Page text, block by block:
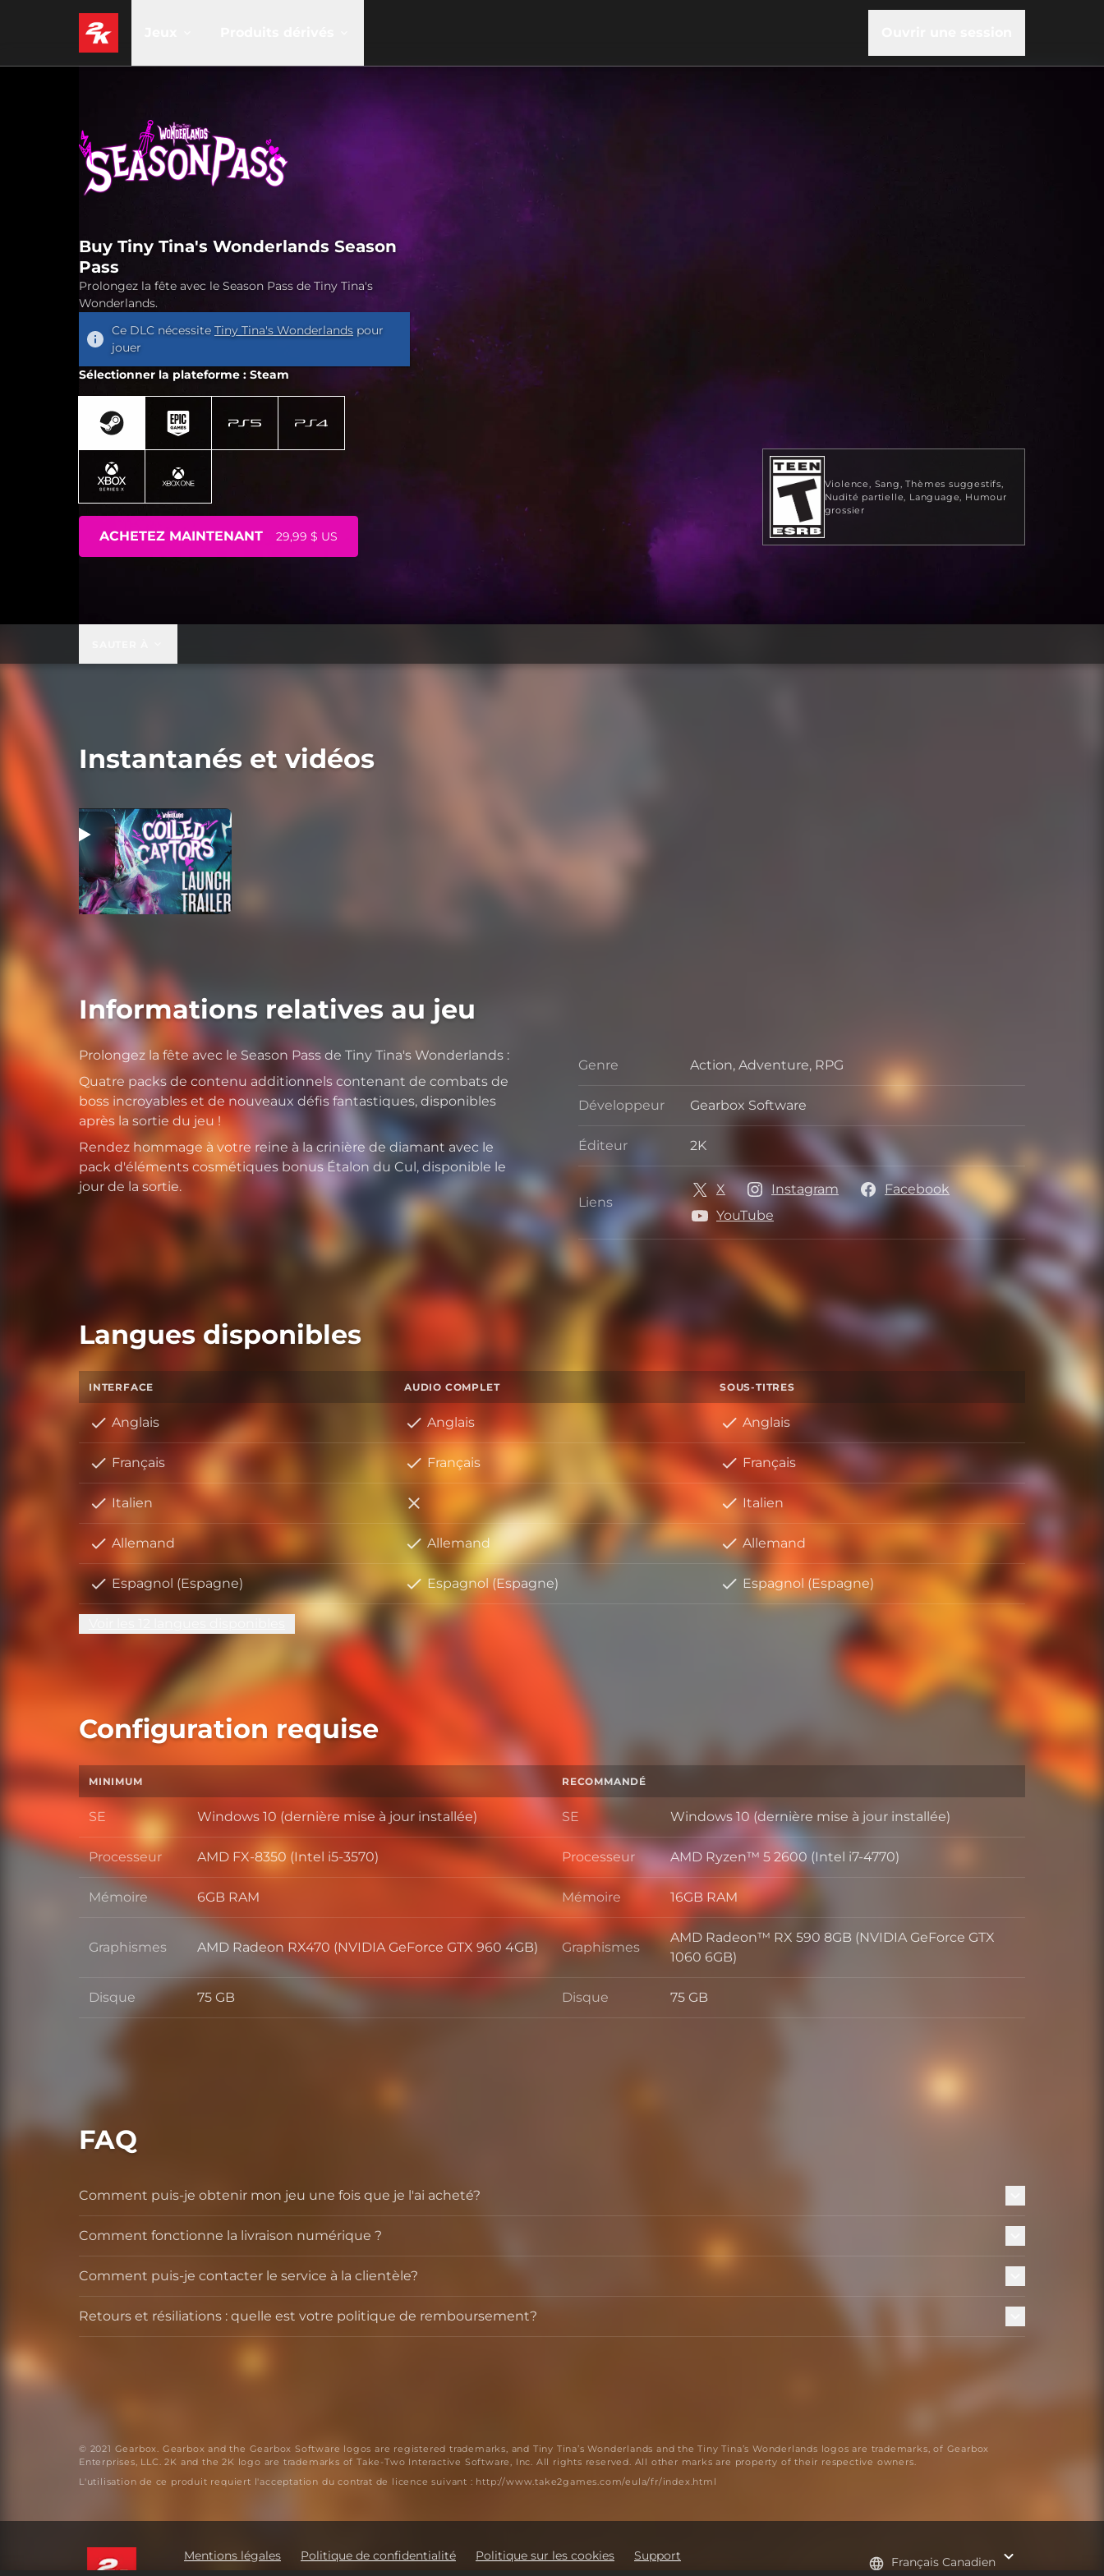
Violence Sang Thèmes suggestifs
Nudité partielle Language Humour
grossier
Buy Tiny Tina's Wonderlands Season
Pass
Prolongez la fête avec le Season Pass de Tiny Tina's
Wonderlands.
Ce DLC nécessite Tiny Tina's Wonderlands pour
jouer
Sélectionner la plateforme : Steam
ACHETEZ MAINTENANT 29,99 $ US
Instantanés et vidéos
Informations relatives au jeu
Prolongez la fête avec le Season Pass de Tiny Tina's Wonderlands :
Quatre packs de contenu additionnels contenant de combats de
boss incroyables et de nouveaux défis fantastiques, disponibles
après la sortie du jeu !
Rendez hommage à votre reine à la crinière de diamant avec le
pack d'éléments cosmétiques bonus Étalon du Cul, disponible le
jour de la sortie.
Genre
Genre
Action, Adventure, RPG
Développeur
Développeur
Gearbox Software
Éditeur
Éditeur
2K
Liens
Liens
X Instagram
Facebook
YouTube
Langues disponibles
INTERFACE AUDIO COMPLET SOUS-TITRES
Anglais Anglais Anglais
Français Français Français
Italien
Italien
Italien
Allemand Allemand Allemand
Espagnol (Espagne) Espagnol (Espagne) Espagnol (Espagne)
Configuration requise
MINIMUM
SE
SE
Windows 10 (dernière mise à jour installée)
Processeur
Processeur
AMD FX-8350 (Intel i5-3570)
Mémoire
Mémoire
6GB RAM
Graphismes
Graphismes
AMD Radeon RX470 (NVIDIA GeForce GTX 960 4GB)
Disque
Disque
75 GB
RECOMMANDÉ
SE
SE
Windows 10 (dernière mise à jour installée)
Processeur
Processeur
AMD Ryzen™ 5 2600 (Intel i7-4770)
Mémoire
Mémoire
16GB RAM
Graphismes
Graphismes
AMD Radeon™ RX 590 8GB (NVIDIA GeForce GTX
1060 6GB)
Disque
Disque
75 GB
FAQ
Comment puis-je obtenir mon jeu une fois que je l'ai acheté?
Comment fonctionne la livraison numérique ?
Comment puis-je contacter le service à la clientèle?
Retours et résiliations : quelle est votre politique de remboursement?
© 2021 Gearbox. Gearbox and the Gearbox Software logos are registered trademarks, and Tiny Tina’s Wonderlands and the Tiny Tina’s Wonderlands logos are trademarks, of Gearbox
Enterprises, LLC. 2K and the 2K logo are trademarks of Take-Two Interactive Software, Inc. All rights reserved. All other marks are property of their respective owners.
L'utilisation de ce produit requiert l'acceptation du contrat de licence suivant : http://www.take2games.com/eula/fr/index.html
Mentions légales Politique de confidentialité Politique sur les cookies
Support
Français Canadien